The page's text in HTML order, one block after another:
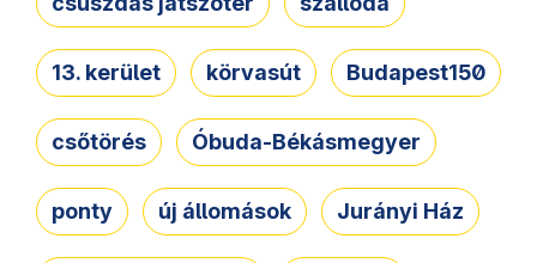
13. kerület körvasút Budapest150
csőtörés Óbuda-Békásmegyer
ponty új állomások Jurányi Ház